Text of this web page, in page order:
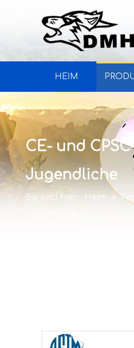
HEIM
CE- und
Jugendliche
Sie sind hier: Heim »